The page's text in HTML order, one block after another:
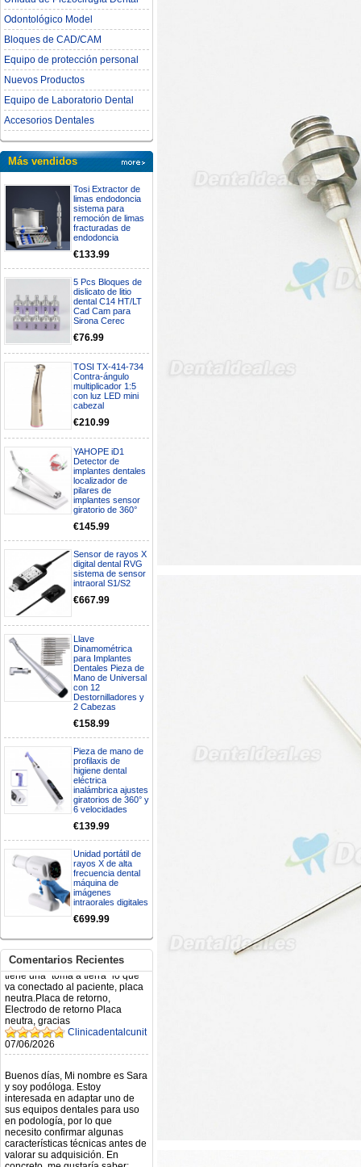
Odontológico Model
Bloques de CAD/CAM
Equipo de protección personal
Nuevos Productos
Equipo de Laboratorio Dental
Accesorios Dentales
Más vendidos
Tosi Extractor de
limas endodoncia
sistema para
remoción de limas
fracturadas de
endodoncia
€133.99
5 Pcs Bloques de
dislicato de litio
dental C14 HT/LT
Cad Cam para
Sirona Cerec
€76.99
TOSI TX-414-734
Contra-ángulo
multiplicador 1:5
con luz LED mini
cabezal
€210.99
YAHOPE iD1
Detector de
implantes dentales
localizador de
pilares de
implantes sensor
giratorio de 360°
€145.99
Sensor de rayos X
digital dental RVG
sistema de sensor
intraoral S1/S2
€667.99
Llave
Dinamométrica
para Implantes
Dentales Pieza de
Mano de Universal
con 12
Destornilladores y
2 Cabezas
€158.99
Pieza de mano de
profilaxis de
higiene dental
eléctrica
inalámbrica ajustes
giratorios de 360° y
6 velocidades
€139.99
Unidad portátil de
rayos X de alta
frecuencia dental
máquina de
imágenes
intraorales digitales
€699.99
Comentarios Recientes
Boa noite gostaria de saber se
seria possível entrega em
Portugal e quanto tempo no
máximo demoraria pra a morada
av Francisco Sá Carneiro n40
5430-423 Valpacos do seguinte
produto - Motor eléctrico dental
inalámbrico IPR pieza de mano
ortodoncia y pulido 2 en 1.
Rita
29/07/2026
Mi formulario de pedido: S /
N.2026060712980804 ,
BUENOS DIAS CUANDO
RECIBIRE MI PEDIDO,
GRACIAS
clinicadentalcunit
11/06/2026
Artículo. DDE0032580
electróbisturí, quisiera saber si
tiene una "toma a tierra" lo que
va conectado al paciente, placa
neutra.Placa de retorno,
Electrodo de retorno Placa
neutra, gracias
Clinicadentalcunit
07/06/2026
y soy podóloga. Estoy
interesada en adaptar uno de
sus equipos dentales para uso
en podología, por lo que
necesito confirmar algunas
características técnicas antes de
valorar su adquisición. En
concreto, me gustaría saber: